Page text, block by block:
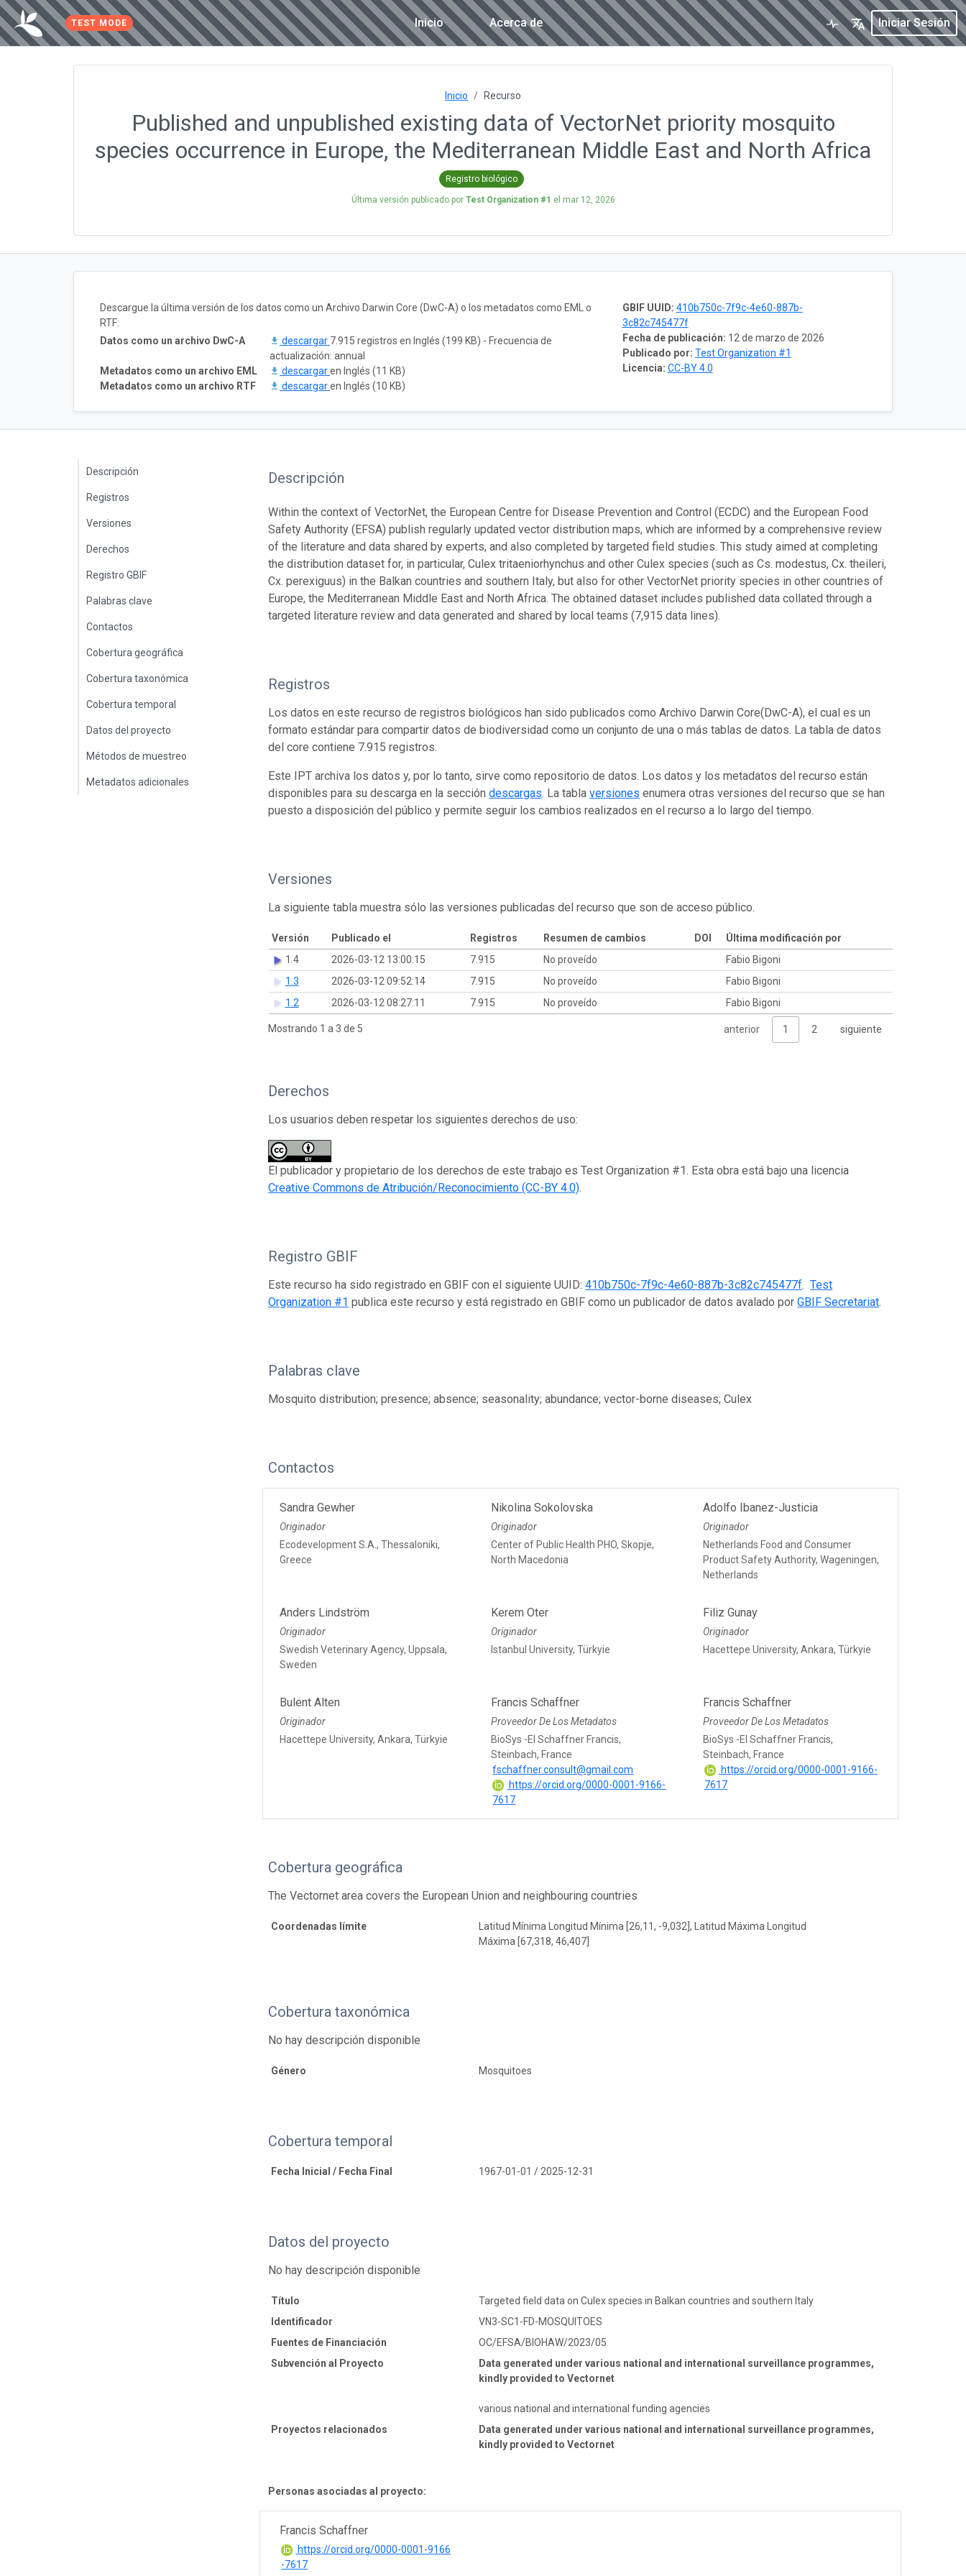
TEST MODE Inicio Acerca de Iniciar Sesión
Inicio Recurso
Published and unpublished existing data of VectorNet priority mosquito
species occurrence in Europe, the Mediterranean Middle East and North Africa
Registro biológico
Última versión publicado por Test Organization #1 el mar 12, 2026
GBIF UUID: 410b750c-7f9c-4e60-887b-
3c82c745477f
Fecha de publicación: 12 de marzo de 2026
Publicado por: Test Organization #1
Licencia: CC-BY 4.0
Descargue la última versión de los datos como un Archivo Darwin Core (DwC-A) o los metadatos como EML o
RTF:
Datos como un archivo DwC-A
descargar 7.915 registros en Inglés (199 KB) - Frecuencia de
actualización: annual
Metadatos como un archivo EML
descargaren Inglés (11 KB)
Metadatos como un archivo RTF
descargaren Inglés (10 KB)
Descripción
Registros
Versiones
Derechos
Registro GBIF
Palabras clave
Contactos
Cobertura geográfica
Cobertura taxonómica
Cobertura temporal
Datos del proyecto
Métodos de muestreo
Metadatos adicionales
Descripción
Within the context of VectorNet, the European Centre for Disease Prevention and Control (ECDC) and the European Food
Safety Authority (EFSA) publish regularly updated vector distribution maps, which are informed by a comprehensive review
of the literature and data shared by experts, and also completed by targeted field studies. This study aimed at completing
the distribution dataset for, in particular, Culex tritaeniorhynchus and other Culex species (such as Cs. modestus, Cx. theileri,
Cx. perexiguus) in the Balkan countries and southern Italy, but also for other VectorNet priority species in other countries of
Europe, the Mediterranean Middle East and North Africa. The obtained dataset includes published data collated through a
targeted literature review and data generated and shared by local teams (7,915 data lines).
Registros
Los datos en este recurso de registros biológicos han sido publicados como Archivo Darwin Core(DwC-A), el cual es un
formato estándar para compartir datos de biodiversidad como un conjunto de una o más tablas de datos. La tabla de datos
del core contiene 7.915 registros.
Este IPT archiva los datos y, por lo tanto, sirve como repositorio de datos. Los datos y los metadatos del recurso están
disponibles para su descarga en la seccióndescargas. La tablaversiones enumera otras versiones del recurso que se han
puesto a disposición del público y permite seguir los cambios realizados en el recurso a lo largo del tiempo.
Versiones
La siguiente tabla muestra sólo las versiones publicadas del recurso que son de acceso público.
Versión Publicado el Registros Resumen de cambios DOI
Última modificación por
1.4
2026-03-12 13:00:15 7.915 No proveído
Fabio Bigoni
1.3
2026-03-12 09:52:14 7.915 No proveído
Fabio Bigoni
1.2
2026-03-12 08:27:11 7.915 No proveído Fabio Bigoni
Mostrando 1 a 3 de 5 anterior 1 2 siguiente
Derechos
Los usuarios deben respetar los siguientes derechos de uso:
El publicador y propietario de los derechos de este trabajo es Test Organization #1. Esta obra está bajo una licencia
Creative Commons de Atribución/Reconocimiento (CC-BY 4.0).
Registro GBIF
Este recurso ha sido registrado en GBIF con el siguiente UUID:410b750c-7f9c-4e60-887b-3c82c745477f.Test
Organization #1 publica este recurso y está registrado en GBIF como un publicador de datos avalado porGBIF Secretariat.
Palabras clave
Mosquito distribution; presence; absence; seasonality; abundance; vector-borne diseases; Culex
Contactos
Sandra Gewher
Originador
Ecodevelopment S.A., Thessaloniki,
Greece
Nikolina Sokolovska
Originador
Center of Public Health PHO, Skopje,
North Macedonia
Adolfo Ibanez-Justicia
Originador
Netherlands Food and Consumer
Product Safety Authority, Wageningen,
Netherlands
Anders Lindström
Originador
Swedish Veterinary Agency, Uppsala,
Sweden
Kerem Oter
Originador
Istanbul University, Türkyie
Filiz Gunay
Originador
Hacettepe University, Ankara, Türkyie
Bulent Alten
Originador
Hacettepe University, Ankara, Türkyie
Francis Schaffner
Proveedor De Los Metadatos
BioSys -EI Schaffner Francis,
Steinbach, France
fschaffner.consult@gmail.com
https://orcid.org/0000-0001-9166-
7617
Francis Schaffner
Proveedor De Los Metadatos
BioSys -EI Schaffner Francis,
Steinbach, France
https://orcid.org/0000-0001-9166-
7617
Cobertura geográfica
The Vectornet area covers the European Union and neighbouring countries
Coordenadas límite
Latitud Mínima Longitud Mínima [26,11, -9,032], Latitud Máxima Longitud
Máxima [67,318, 46,407]
Cobertura taxonómica
No hay descripción disponible
Género Mosquitoes
Cobertura temporal
Fecha Inicial / Fecha Final 1967-01-01 / 2025-12-31
Datos del proyecto
No hay descripción disponible
Título
Targeted field data on Culex species in Balkan countries and southern Italy
Identificador
VN3-SC1-FD-MOSQUITOES
Fuentes de Financiación
OC/EFSA/BIOHAW/2023/05
Subvención al Proyecto
Data generated under various national and international surveillance programmes,
kindly provided to Vectornet
various national and international funding agencies
Proyectos relacionados
Data generated under various national and international surveillance programmes,
kindly provided to Vectornet
Personas asociadas al proyecto:
Francis Schaffner
https://orcid.org/0000-0001-9166
-7617